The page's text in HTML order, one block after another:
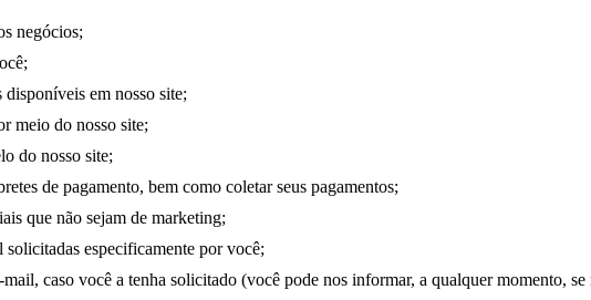
negócios;
em nosso site;
meio do nosso site;
do nosso site;
de pagamento, bem como coletar seus pagamentos;
que não sejam de marketing;
especificamente por você;
caso você a tenha solicitado (você pode nos informar, a qualquer momento, se